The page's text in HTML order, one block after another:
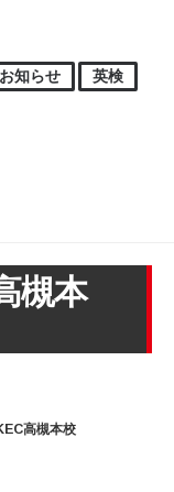
お知らせ
英検
槻本
高槻本校